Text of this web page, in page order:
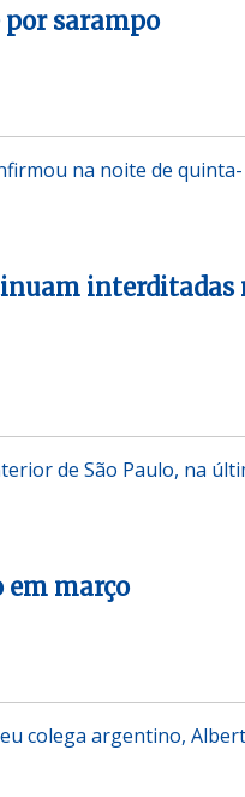
sarampo
na noite de quinta-
interditadas
de São Paulo, na
em março
colega argentino,